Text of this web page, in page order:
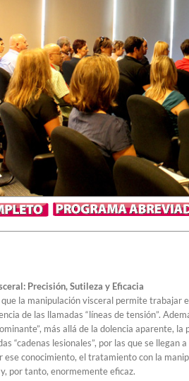
Precisión, Sutileza y Eficacia
que la manipulación visceral permite
de las llamadas “líneas de tensión”.
más allá de la dolencia aparente,
“cadenas lesionales”, por las que se llegan
conocimiento, el tratamiento con la
por tanto, enormemente eficaz.